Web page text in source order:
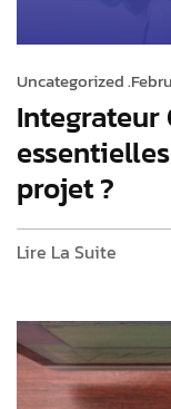
Uncategorized .
Integrateur
projet ?
Lire La Suite